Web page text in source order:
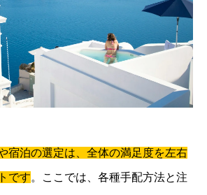
宿泊の選定は、全体の満足度を左右
です。ここでは、各種手配方法と注